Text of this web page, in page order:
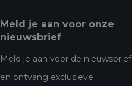
Meld je aan voor onze
nieuwsbrief
Meld je aan voor de nieuwsbrief
en ontvang exclusieve